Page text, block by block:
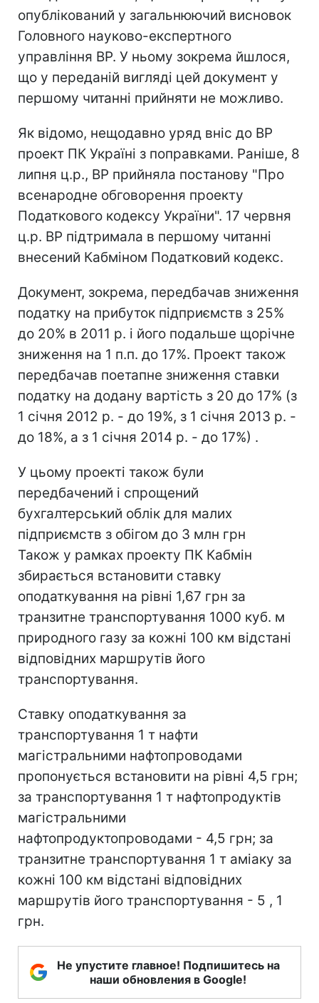
опублікований у загальнюючий висновок
Головного науково-експертного
управління ВР. У ньому зокрема йшлося,
що у переданій вигляді цей документ у
першому читанні прийняти не можливо.
Як відомо, нещодавно уряд вніс до ВР
проект ПК Україні з поправками. Раніше, 8
липня ц.р., ВР прийняла постанову "Про
всенародне обговорення проекту
Податкового кодексу України". 17 червня
ц.р. ВР підтримала в першому читанні
внесений Кабміном Податковий кодекс.
Документ, зокрема, передбачав зниження
податку на прибуток підприємств з 25%
до 20% в 2011 р. і його подальше щорічне
зниження на 1 п.п. до 17%. Проект також
передбачав поетапне зниження ставки
податку на додану вартість з 20 до 17% (з
1 січня 2012 р. - до 19%, з 1 січня 2013 р. -
до 18%, а з 1 січня 2014 р. - до 17%) .
У цьому проекті також були
передбачений і спрощений
бухгалтерський облік для малих
підприємств з обігом до 3 млн грн
Також у рамках проекту ПК Кабмін
збирається встановити ставку
оподаткування на рівні 1,67 грн за
транзитне транспортування 1000 куб. м
природного газу за кожні 100 км відстані
відповідних маршрутів його
транспортування.
Ставку оподаткування за
транспортування 1 т нафти
магістральними нафтопроводами
пропонується встановити на рівні 4,5 грн;
за транспортування 1 т нафтопродуктів
магістральними
нафтопродуктопроводами - 4,5 грн; за
транзитне транспортування 1 т аміаку за
кожні 100 км відстані відповідних
маршрутів його транспортування - 5 , 1
грн.
Не упустите главное! Подпишитесь на
наши обновления в Google!